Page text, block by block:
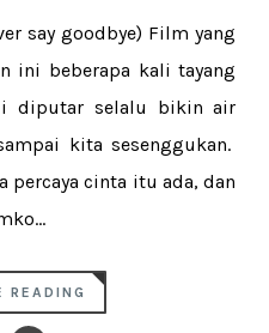
say goodbye) Film yang
ini beberapa kali tayang
diputar selalu bikin air
kita sesenggukan.
percaya cinta itu ada, dan
READING